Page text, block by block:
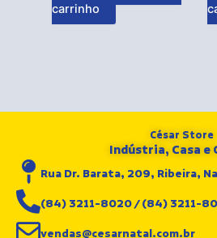
carrinho
César Store
Indústria, Casa e
Rua Dr. Barata, 209, Ribeira,
(84) 3211-8020 / (84) 3211-
vendas@cesarnatal.com.br